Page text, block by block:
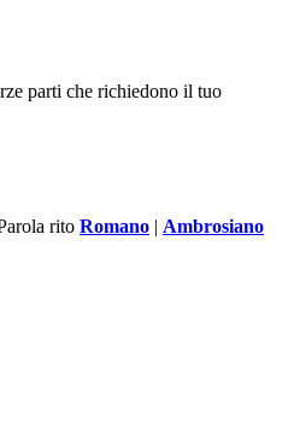
parti che richiedono il tuo
rito Romano | Ambrosiano